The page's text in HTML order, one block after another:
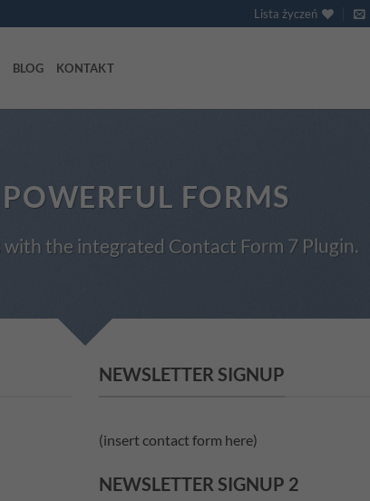
Lista życzeń
BLOG KONTAKT
FORMS
the integrated Contact Form 7 Plugin.
NEWSLETTER SIGNUP
(insert contact form here)
NEWSLETTER SIGNUP 2